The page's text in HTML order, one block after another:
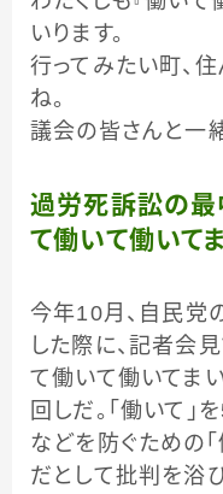
いります。
行ってみたい町、
ね。
議会の皆さんと一
過労死訴訟の最
て働いて働いて
今年10月、自民党
した際に、記者会
て働いて働いてま
回しだ。「働いて
などを防ぐための
だとして批判を浴